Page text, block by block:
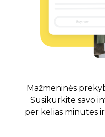
Mažmeninės
Susikurkite savo
per kelias minutes